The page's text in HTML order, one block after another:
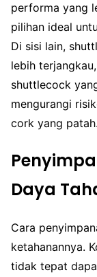
performa yang
pilihan ideal
Di sisi lain,
lebih
shuttlecock
mengurangi
cork yang patah.
Daya
Cara
ketahanannya.
tidak tepat